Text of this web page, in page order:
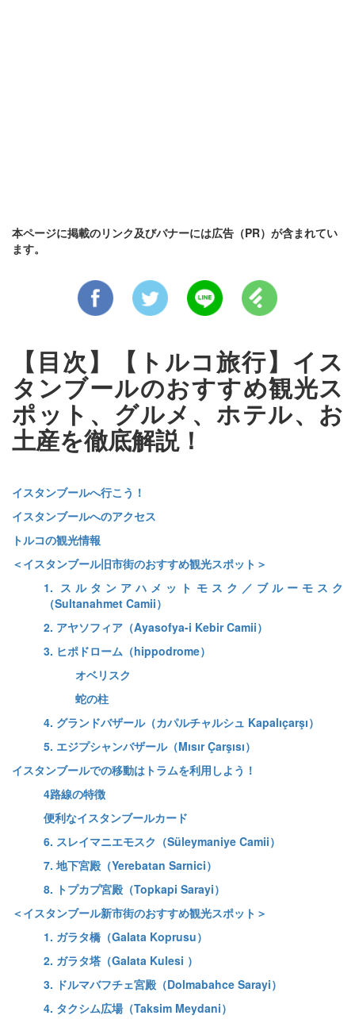
本ページに掲載のリンク及びバナーには広告（PR）が含まれてい
ます。
【目次】【トルコ旅行】イス
タンブールのおすすめ観光ス
ポット、グルメ、ホテル、お
土産を徹底解説！
イスタンブールへ行こう！
イスタンブールへのアクセス
トルコの観光情報
＜イスタンブール旧市街のおすすめ観光スポット＞
1. スルタンアハメットモスク／ブルーモスク
（Sultanahmet Camii）
2. アヤソフィア（Ayasofya-i Kebir Camii）
3. ヒポドローム（hippodrome）
オベリスク
蛇の柱
4. グランドバザール（カパルチャルシュ Kapalıçarşı）
5. エジプシャンバザール（Mısır Çarşısı）
イスタンブールでの移動はトラムを利用しよう！
4路線の特徴
便利なイスタンブールカード
6. スレイマニエモスク（Süleymaniye Camii）
7. 地下宮殿（Yerebatan Sarnici）
8. トプカプ宮殿（Topkapi Sarayi）
＜イスタンブール新市街のおすすめ観光スポット＞
1. ガラタ橋（Galata Koprusu）
2. ガラタ塔（Galata Kulesi ）
3. ドルマバフチェ宮殿（Dolmabahce Sarayi）
4. タクシム広場（Taksim Meydani）